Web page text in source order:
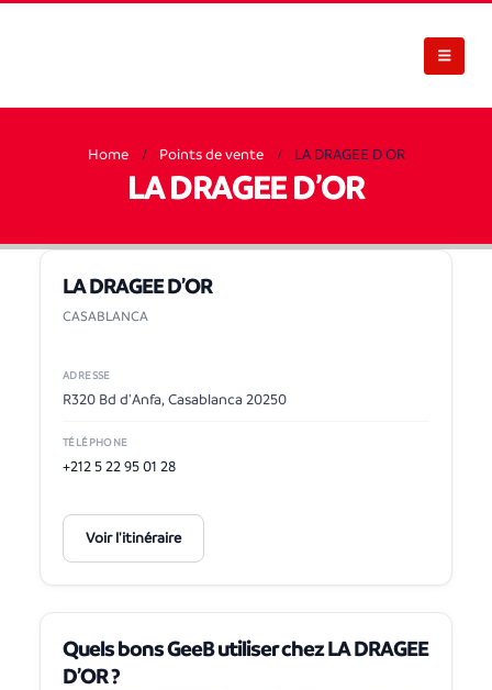
Home Points de vente LA DRAGEE D’OR
LA DRAGEE D’OR
LA DRAGEE D’OR
CASABLANCA
ADRESSE
R320 Bd d'Anfa, Casablanca 20250
TÉLÉPHONE
+212 5 22 95 01 28
Voir l'itinéraire
Quels bons GeeB utiliser chez LA DRAGEE
D’OR ?